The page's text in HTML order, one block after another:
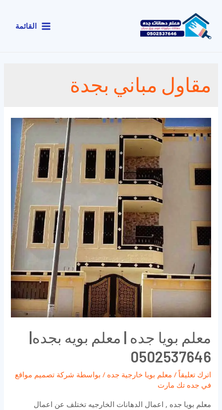
المحتوى
Main
القائمة
مقاول مباني بجدة
معلم بويا جده | معلم بويه بجده|
0502537646
اترك تعليقاً / معلم بويا خارجية جده / بواسطة شركة تصميم مواقع
في جده تك مارت
معلم بويا جده , اعمال الدهانات الخارجيه تختلف عن اعمال